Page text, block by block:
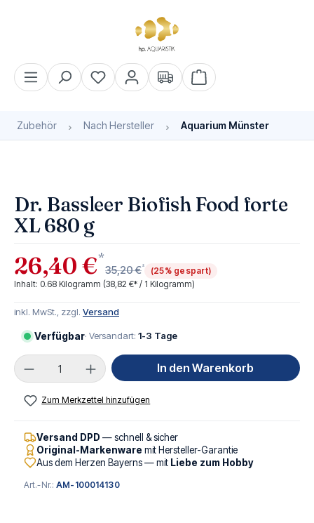
Warenkorb enthält 0
Zubehör Nach Hersteller Aquarium Münster
Dr. Bassleer Biofish Food forte
XL 680 g
26,40 €*
35,20 €*
(25% gespart)
Inhalt: 0.68 Kilogramm (38,82 €* / 1 Kilogramm)
inkl. MwSt., zzgl. Versand
Verfügbar· Versandart: 1-3 Tage
Produkt Anzahl: Gib den gewünschten Wert
In den Warenkorb
Zum Merkzettel hinzufügen
Versand DPD — schnell & sicher
Original-Markenware mit Hersteller-Garantie
Aus dem Herzen Bayerns — mit Liebe zum Hobby
Art.-Nr.:AM-100014130